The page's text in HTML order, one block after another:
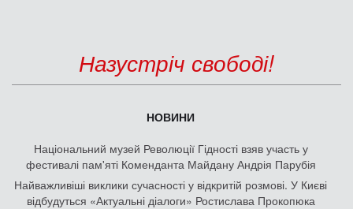
Назустріч свободі!
НОВИНИ
Національний музей Революції Гідності взяв участь у
фестивалі пам'яті Коменданта Майдану Андрія Парубія
Найважливіші виклики сучасності у відкритій розмові. У Києві
відбудуться «Актуальні діалоги» Ростислава Прокопюка